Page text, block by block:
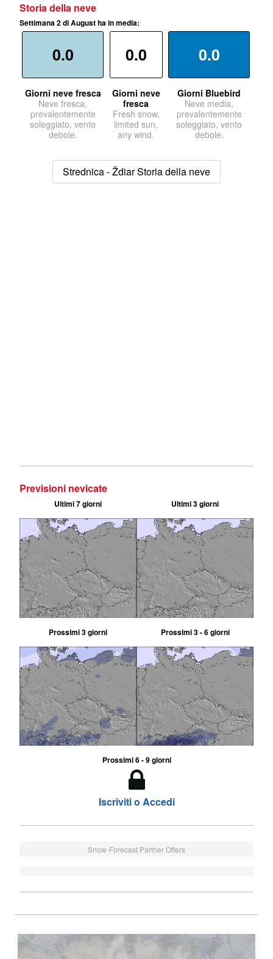
Storia della neve
Settimana 2 di August ha in media:
0.0
Giorni neve fresca
Neve fresca,
prevalentemente
soleggiato, vento
debole.
0.0
Giorni neve
fresca
Fresh snow,
limited sun,
any wind.
0.0
Giorni Bluebird
Neve media,
prevalentemente
soleggiato, vento
debole.
Strednica - Ždiar Storia della neve
Previsioni nevicate
Ultimi 7 giorni Ultimi 3 giorni
Prossimi 3 giorni Prossimi 3 - 6 giorni
Prossimi 6 - 9 giorni
Iscriviti o Accedi
Snow-Forecast Partner Offers